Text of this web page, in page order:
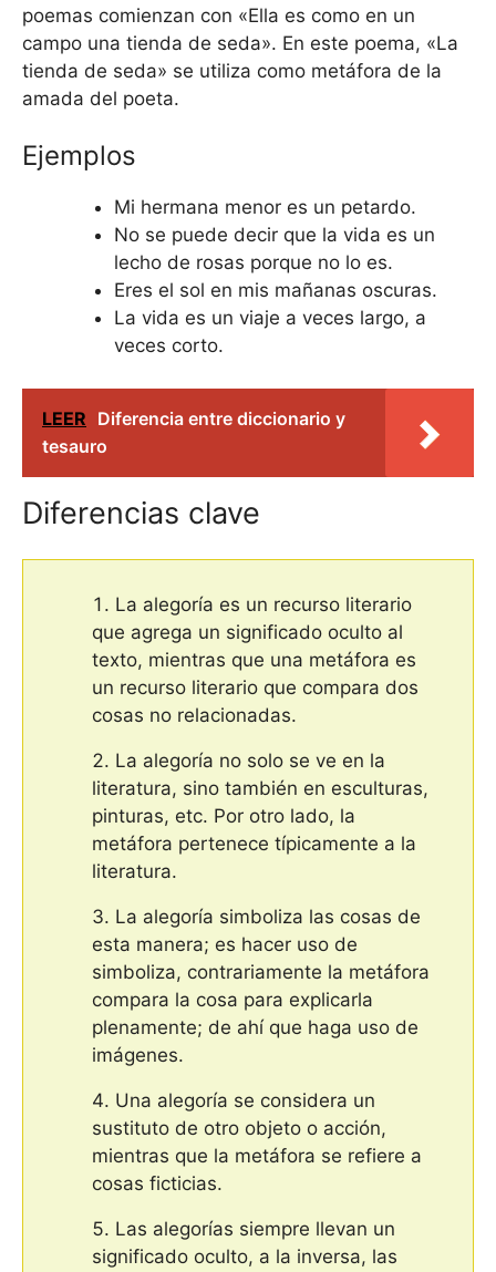
poemas comienzan con «Ella es como en un
campo una tienda de seda». En este poema, «La
tienda de seda» se utiliza como metáfora de la
amada del poeta.
Ejemplos
Mi hermana menor es un petardo.
No se puede decir que la vida es un
lecho de rosas porque no lo es.
Eres el sol en mis mañanas oscuras.
La vida es un viaje a veces largo, a
veces corto.
LEER Diferencia entre diccionario y
tesauro
Diferencias clave
La alegoría es un recurso literario
que agrega un significado oculto al
texto, mientras que una metáfora es
un recurso literario que compara dos
cosas no relacionadas.
La alegoría no solo se ve en la
literatura, sino también en esculturas,
pinturas, etc. Por otro lado, la
metáfora pertenece típicamente a la
literatura.
La alegoría simboliza las cosas de
esta manera; es hacer uso de
simboliza, contrariamente la metáfora
compara la cosa para explicarla
plenamente; de ahí que haga uso de
imágenes.
Una alegoría se considera un
sustituto de otro objeto o acción,
mientras que la metáfora se refiere a
cosas ficticias.
Las alegorías siempre llevan un
significado oculto, a la inversa, las